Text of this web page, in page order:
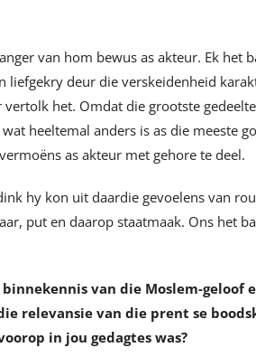
van hom bewus as akteur. Ek het
liefgekry deur die verskeidenheid
het. Omdat die grootste
wat heeltemal anders is as die meeste
as akteur met gehore te deel.
hy kon uit daardie gevoelens van
put en daarop staatmaak. Ons het
van die Moslem-geloof
relevansie van die prent se
in jou gedagtes was?